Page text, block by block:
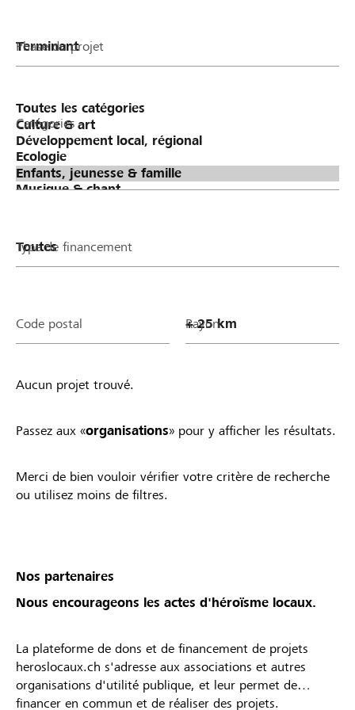
Phase du projet
Catégories
Type de financement
Code postal Rayon
Aucun projet trouvé.
Passez aux «organisations» pour y afficher les résultats.
Merci de bien vouloir vérifier votre critère de recherche
ou utilisez moins de filtres.
Nos partenaires
Nous encourageons les actes d'héroïsme locaux.
La plateforme de dons et de financement de projets
heroslocaux.ch s'adresse aux associations et autres
organisations d'utilité publique, et leur permet de
financer en commun et de réaliser des projets.